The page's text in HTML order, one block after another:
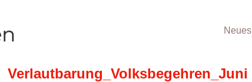
Neues
Verlautbarung_Volksbegehren_Juni